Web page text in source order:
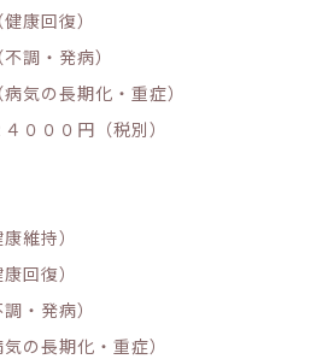
復）
発病）
期化・重症）
０００円（税別）
維持）
）
病）
化・重症）